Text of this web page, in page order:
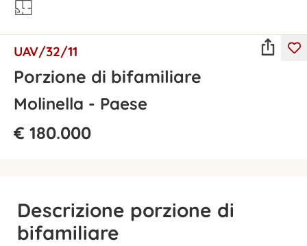
UAV/32/11
Porzione di bifamiliare
Molinella - Paese
€ 180.000
Descrizione porzione di
bifamiliare